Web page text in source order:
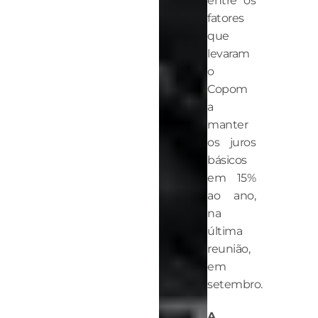
fatores
que
levaram
o
Copom
a
manter
os juros
básicos
em 15%
ao ano,
na
última
reunião,
em
setembro.